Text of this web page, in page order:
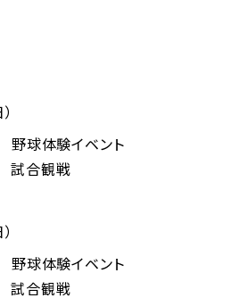
球体験イベント
観戦
球体験イベント
観戦